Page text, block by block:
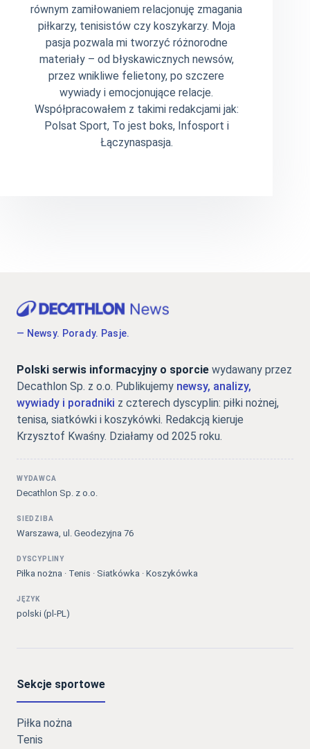
równym zamiłowaniem relacjonuję zmagania
piłkarzy, tenisistów czy koszykarzy. Moja
pasja pozwala mi tworzyć różnorodne
materiały – od błyskawicznych newsów,
przez wnikliwe felietony, po szczere
wywiady i emocjonujące relacje.
Współpracowałem z takimi redakcjami jak:
Polsat Sport, To jest boks, Infosport i
Łączynaspasja.
— Newsy. Porady. Pasje.
Polski serwis informacyjny o sporcie wydawany przez
Decathlon Sp. z o.o. Publikujemy newsy, analizy,
wywiady i poradniki z czterech dyscyplin: piłki nożnej,
tenisa, siatkówki i koszykówki. Redakcją kieruje
Krzysztof Kwaśny. Działamy od 2025 roku.
WYDAWCA
Decathlon Sp. z o.o.
SIEDZIBA
Warszawa, ul. Geodezyjna 76
DYSCYPLINY
Piłka nożna · Tenis · Siatkówka · Koszykówka
JĘZYK
polski (pl-PL)
Sekcje sportowe
Piłka nożna
Tenis